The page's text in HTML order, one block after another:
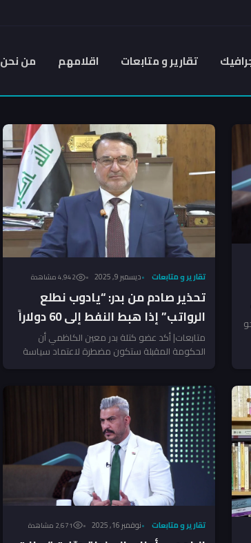
تقارير و متابعات اقلامهم من نحن
تقارير و متابعات ديسمبر 9, 2025 4٬942 مشاهدة
تحذير صادم من بدر: “يادوب نطلع
الرواتب” إذا هبط النفط إلى 60 دولاراً
متابعات| أكد عضو كتلة بدر معين الكاظمي أن
الحكومة المقبلة ستكون مضطرة لاعتماد سياسة
تقارير و متابعات نوفمبر 16, 2025 2٬671 مشاهدة